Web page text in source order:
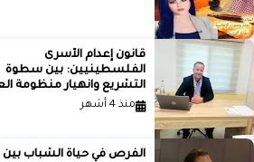
قانون إعدام الأسرى
الفلسطينيين: بين سطوة
التشريع وانهيار منظومة
الدولية...بقلم الدكتور وسيم
منذ 4 أشهر
الفرص في حياة الشباب بين